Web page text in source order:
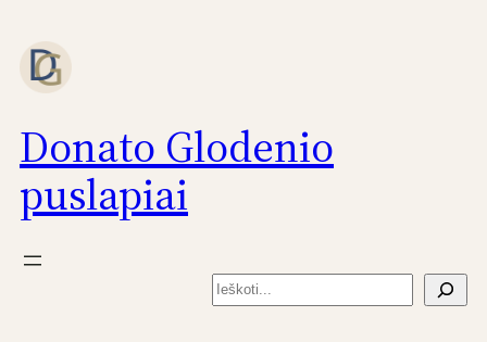
prie
turinio
Donato Glodenio
puslapiai
Paieška